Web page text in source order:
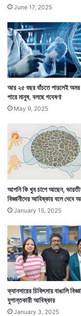
হু এটাও স্পষ্ট করেছে
নয়। তাই এটা সেভাবে
অপেক্ষা করতে হবে।
ও উভকামী মানুষের
June 17, 2025
আর ২৫ বছর বাঁচতে পারলেই অমর
পারে মানুষ, বলছে গবেষণা
May 9, 2025
আপনি কি খুব চাপে আছেন,
বিজ্ঞানীদের আবিষ্কার বলে দেবে
January 15, 2025
ক্যানসারের চিকিৎসায় বাঙালি
যুগান্তকারী আবিষ্কার
January 3, 2025